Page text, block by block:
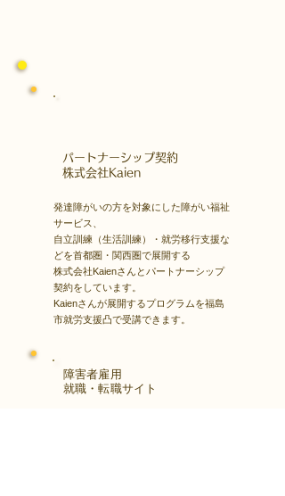
​パートナーシップ契約
​株式会社Kaien
発達障がいの方を対象にした障がい福祉
サービス、
自立訓練（生活訓練）・就労移行支援な
どを首都圏・関西圏で展開する
株式会社Kaienさんとパートナーシップ
契約をしています。
Kaienさんが展開するプログラムを福島
市就労支援凸で受講できます。
障害者雇用
​就職・転職サイト